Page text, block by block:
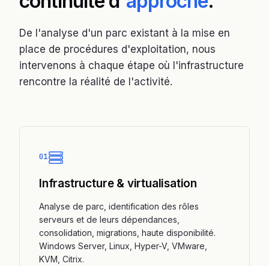
De l'analyse d'un parc existant à la mise en
place de procédures d'exploitation, nous
intervenons à chaque étape où l'infrastructure
rencontre la réalité de l'activité.
01
Infrastructure & virtualisation
Analyse de parc, identification des rôles
serveurs et de leurs dépendances,
consolidation, migrations, haute disponibilité.
Windows Server, Linux, Hyper-V, VMware,
KVM, Citrix.